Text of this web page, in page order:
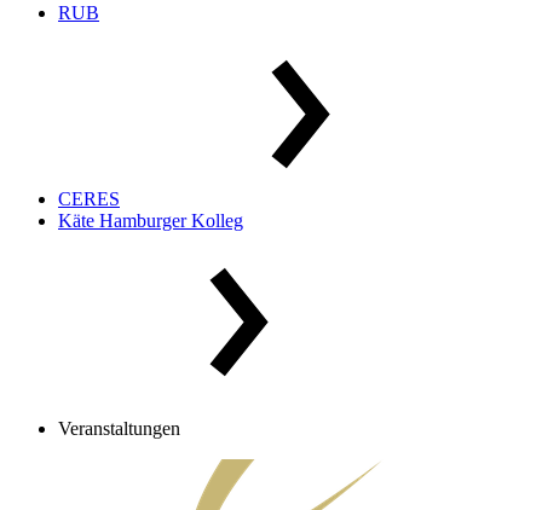
RUB
CERES
Käte Hamburger Kolleg
Veranstaltungen